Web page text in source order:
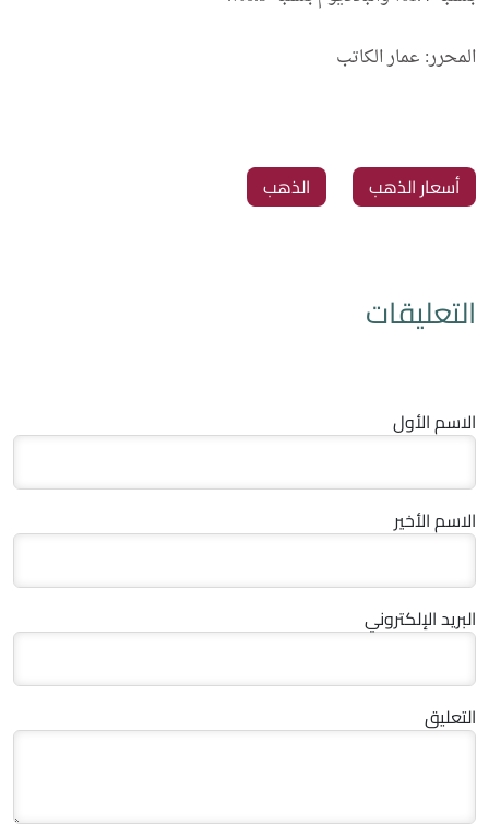
المحرر: عمار الكاتب
‏أسعار الذهب ‏الذهب
التعليقات
الاسم الأول
الاسم الأخير
البريد الإلكتروني
التعليق